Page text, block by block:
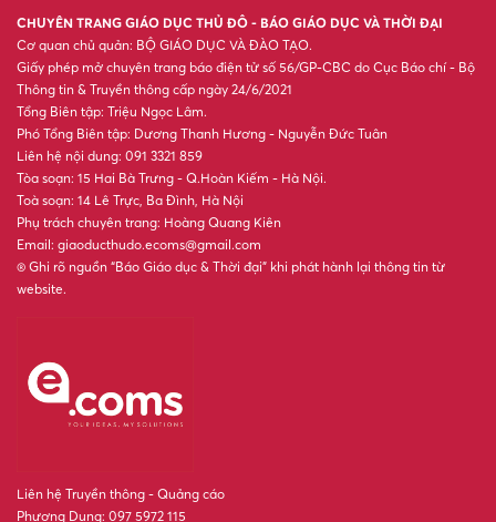
CHUYÊN TRANG GIÁO DỤC THỦ ĐÔ - BÁO GIÁO DỤC VÀ THỜI ĐẠI
Cơ quan chủ quản: BỘ GIÁO DỤC VÀ ĐÀO TẠO.
Giấy phép mở chuyên trang báo điện tử số 56/GP-CBC do Cục Báo chí - Bộ
Thông tin & Truyền thông cấp ngày 24/6/2021
Tổng Biên tập: Triệu Ngọc Lâm.
Phó Tổng Biên tập: Dương Thanh Hương - Nguyễn Đức Tuân
Liên hệ nội dung: 091 3321 859
Tòa soạn: 15 Hai Bà Trưng - Q.Hoàn Kiếm - Hà Nội.
Toà soạn: 14 Lê Trực, Ba Đình, Hà Nội
Phụ trách chuyên trang: Hoàng Quang Kiên
Email: giaoducthudo.ecoms@gmail.com
® Ghi rõ nguồn “Báo Giáo dục & Thời đại” khi phát hành lại thông tin từ
website.
Liên hệ Truyền thông - Quảng cáo
Phương Dung: 097 5972 115